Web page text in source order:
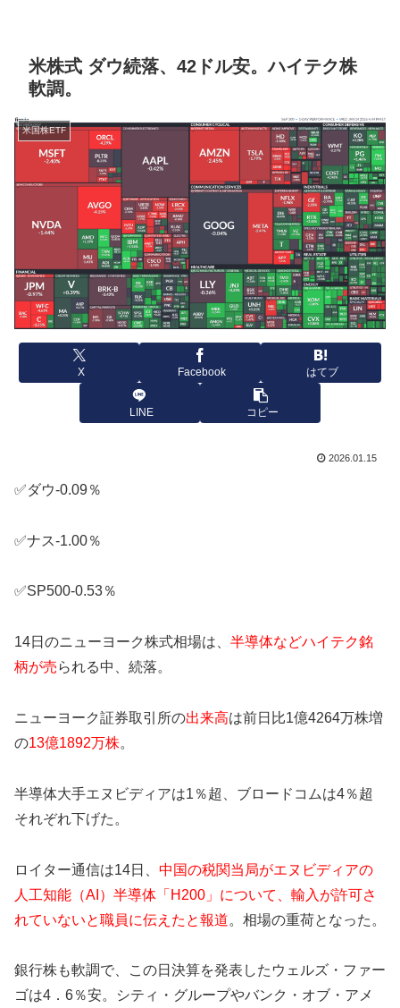
米株式 ダウ続落、42ドル安。ハイテク株
軟調。
米国株ETF
X Facebook はてブ
LINE コピー
2026.01.15
✅ダウ-0.09％
✅ナス-1.00％
✅SP500-0.53％
14日のニューヨーク株式相場は、 半導体などハイテク銘
柄が売られる中、続落。
ニューヨーク証券取引所の出来高は前日比1億4264万株増
の13億1892万株。
半導体大手エヌビディアは1％超、ブロードコムは4％超
それぞれ下げた。
ロイター通信は14日、 中国の税関当局がエヌビディアの
人工知能（AI）半導体「H200」について、輸入が許可さ
れていないと職員に伝えたと報道。相場の重荷となった。
銀行株も軟調で、この日決算を発表したウェルズ・ファー
ゴは4．6％安。シティ・グループやバンク・オブ・アメ